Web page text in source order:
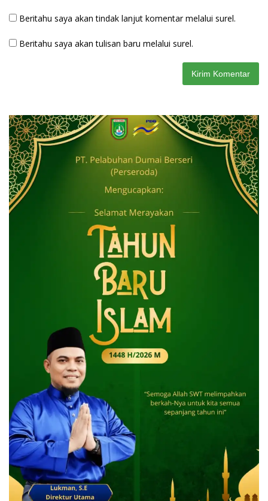
Beritahu saya akan tindak lanjut komentar melalui surel.
Beritahu saya akan tulisan baru melalui surel.